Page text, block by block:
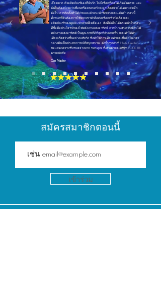
เยี่ยมมาก ตัวผลิตภัณฑ์เองที่ฉันรัก ไม่มีเชือกที่ก่อให้เกิดอันตราย และ
ฉันไม่ต้องกังวลว่าเพื่อนหรือครอบครัวจะผูกเรืออย่างไม่เหมาะสมอีก
ต่อไป การติดตั้งทำได้ง่ายและคำแนะนำชัดเจนและแม่นยำ ตอนนี้
ทั้งหมดที่ฉันต้องการให้พวกเขาทำคือต่อเชือกเข้ากับเรือ และ
ผลิตภัณฑ์ของคุณจะทำส่วนที่เหลือเอง สิ่งที่ฉันไม่ได้ตระหนักในตอน
ที่ซื้อคือประโยชน์ของไฟพลังงานแสงอาทิตย์ การมีประสบการณ์กับไฟ
พลังงานแสงอาทิตย์เป็นคุณภาพที่ดีที่สุดที่ฉันเคยเห็น และทำให้ท่า
เทียบเรือสว่างขึ้นอย่างแท้จริง ซึ่งทำให้การเทียบท่าและขึ้นฝั่งในเวลา
กลางคืนเป็นประสบการณ์ที่สนุกสนาน ดังนั้นทุกคนที่ Infinite Creations
ขอแสดงความชื่นชมอย่างมาก ขอบคุณ ทั้งสินค้าและบริษัท ROCK !!!!!!!
ความนับถือ
Cam Mactier
สมัครสมาชิกตอนนี้
เข้าร่วม